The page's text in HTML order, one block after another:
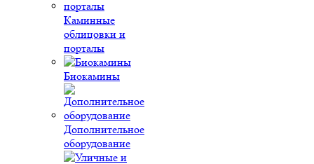
Каминные
облицовки и
порталы
Биокамины
Дополнительное
оборудование